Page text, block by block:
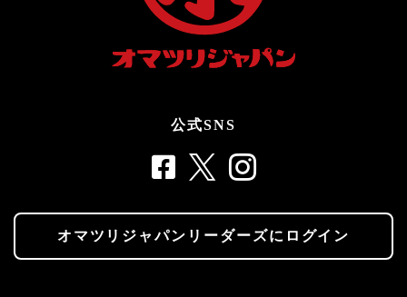
公式SNS
オマツリジャパンリーダーズにログイン